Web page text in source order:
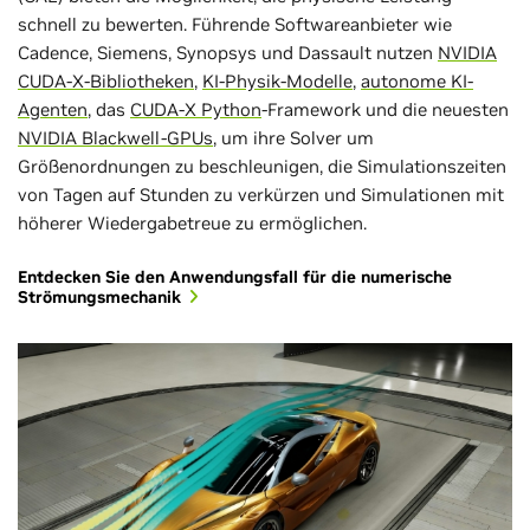
schnell zu bewerten. Führende Softwareanbieter wie
Cadence, Siemens, Synopsys und Dassault nutzen NVIDIA
CUDA-X-Bibliotheken, KI-Physik-Modelle, autonome KI-
Agenten, das CUDA-X Python-Framework und die neuesten
NVIDIA Blackwell-GPUs, um ihre Solver um
Größenordnungen zu beschleunigen, die Simulationszeiten
von Tagen auf Stunden zu verkürzen und Simulationen mit
höherer Wiedergabetreue zu ermöglichen.
Entdecken Sie den Anwendungsfall für die numerische
Strömungsmechanik